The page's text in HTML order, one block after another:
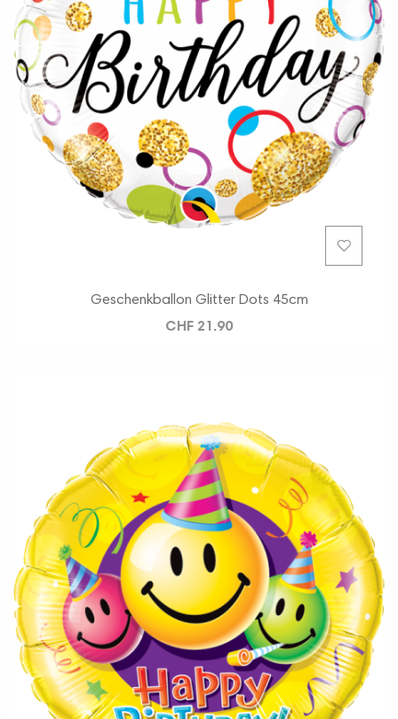
Geschenkballon Glitter Dots 45cm
CHF 21.90